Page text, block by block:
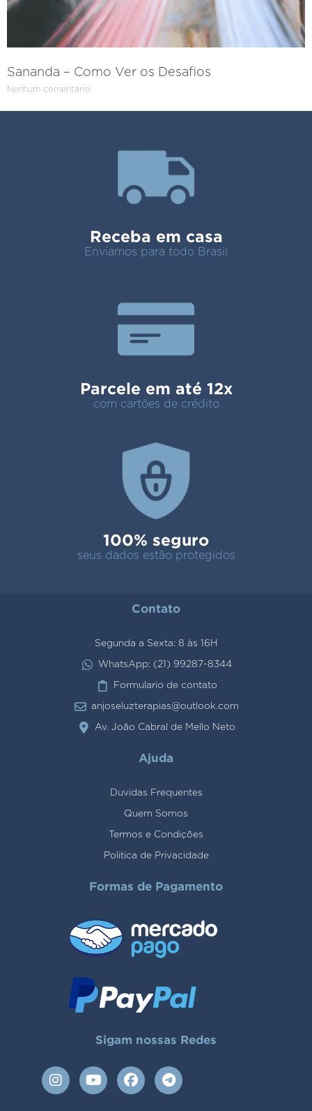
Sananda – Como Ver os Desafios
Nenhum comentário
Receba em casa
Enviamos para todo Brasil
Parcele em até 12x
com cartões de crédito
100% seguro
seus dados estão protegidos
Contato
Segunda a Sexta: 8 às 16H
WhatsApp: (21) 99287-8344
Formulario de contato
anjoseluzterapias@outlook.com
Av. João Cabral de Mello Neto
Ajuda
Duvidas Frequentes
Quem Somos
Termos e Condições
Politica de Privacidade
Formas de Pagamento
Sigam nossas Redes
I
n
Y
o
F
a
T
e